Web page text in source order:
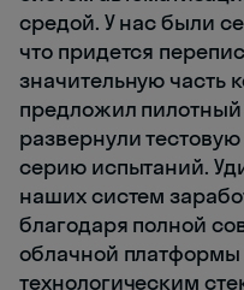
средой. У нас были
что придется
значительную часть
предложил
развернули
серию испытаний.
наших систем
благодаря полной
облачной
технологическим